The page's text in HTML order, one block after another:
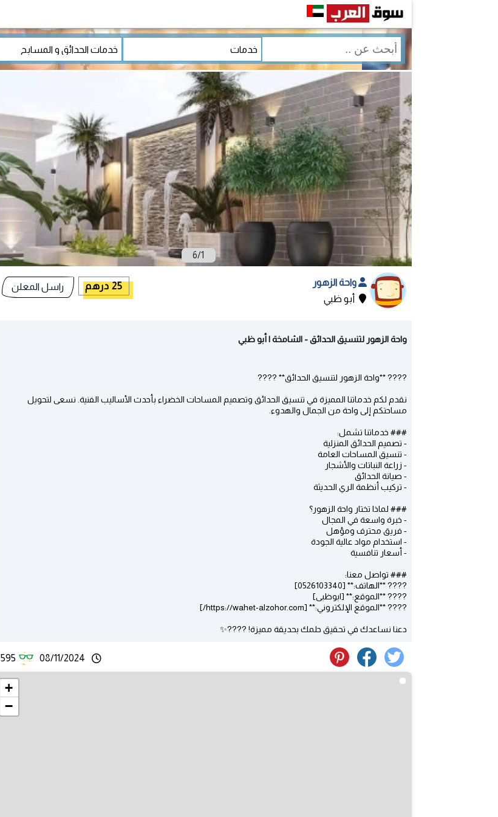
1
/
6
واحة الزهور
أبو ظبي
25 درهم راسل المعلن
واحة الزهور لتنسيق الحدائق - الشامخة | أبو ظبي
???? **واحة الزهور لتنسيق الحدائق** ????
نقدم لكم خدماتنا المميزة في تنسيق الحدائق وتصميم المساحات الخضراء بأحدث الأساليب الفنية. نسعى لتحويل
مساحتكم إلى واحة من الجمال والهدوء.
### خدماتنا تشمل:
- تصميم الحدائق المنزلية
- تنسيق المساحات العامة
- زراعة النباتات والأشجار
- صيانة الحدائق
- تركيب أنظمة الري الحديثة
### لماذا تختار واحة الزهور؟
- خبرة واسعة في المجال
- فريق محترف ومؤهل
- استخدام مواد عالية الجودة
- أسعار تنافسية
### تواصل معنا:
???? **الهاتف:** [0526103340]
???? **الموقع:** [ابوظبى]
???? **الموقع الإلكتروني:** [https://wahet-alzohor.com/]
دعنا نساعدك في تحقيق حلمك بحديقة مميزة! ????✨
08/11/2024
595
+
−